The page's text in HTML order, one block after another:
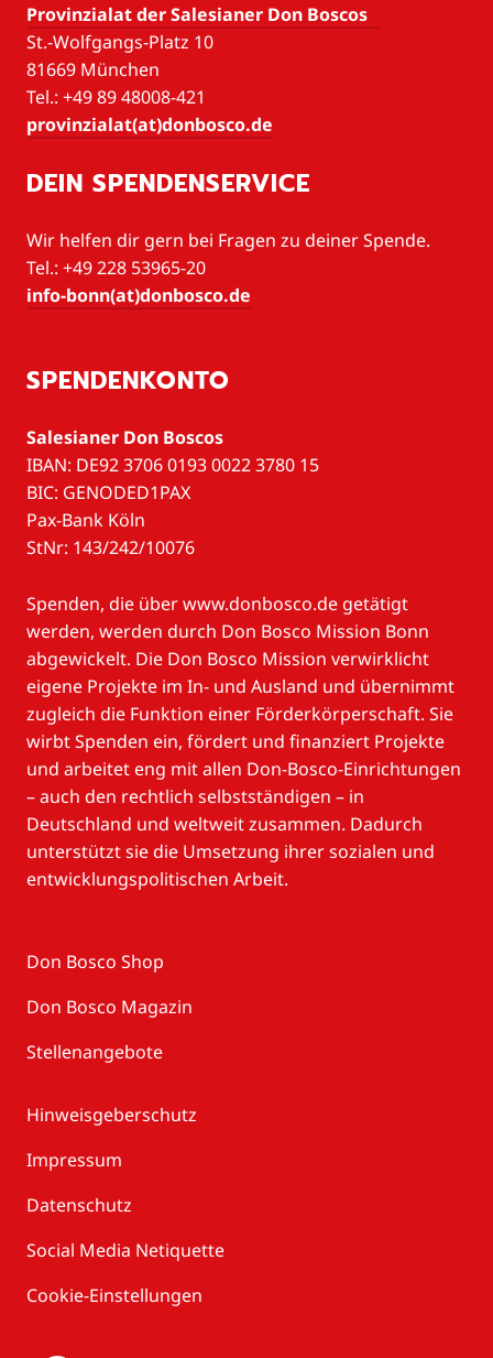
Provinzialat der Salesianer Don Boscos
St.-Wolfgangs-Platz 10
81669 München
Tel.: +49 89 48008-421
provinzialat(at)donbosco.de
DEIN SPENDENSERVICE
Wir helfen dir gern bei Fragen zu deiner Spende.
Tel.: +49 228 53965-20
info-bonn(at)donbosco.de
SPENDENKONTO
Salesianer Don Boscos
IBAN: DE92 3706 0193 0022 3780 15
BIC: GENODED1PAX
Pax-Bank Köln
StNr: 143/242/10076
Spenden, die über www.donbosco.de getätigt
werden, werden durch Don Bosco Mission Bonn
abgewickelt. Die Don Bosco Mission verwirklicht
eigene Projekte im In- und Ausland und übernimmt
zugleich die Funktion einer Förderkörperschaft. Sie
wirbt Spenden ein, fördert und finanziert Projekte
und arbeitet eng mit allen Don-Bosco-Einrichtungen
– auch den rechtlich selbstständigen – in
Deutschland und weltweit zusammen. Dadurch
unterstützt sie die Umsetzung ihrer sozialen und
entwicklungspolitischen Arbeit.
Don Bosco Shop
Don Bosco Magazin
Stellenangebote
Hinweisgeberschutz
Impressum
Datenschutz
Social Media Netiquette
Cookie-Einstellungen